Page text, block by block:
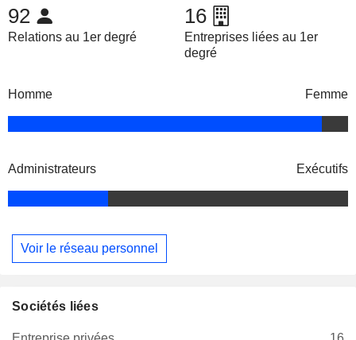
92
Relations au 1er degré
16
Entreprises liées au 1er
degré
Homme Femme
Administrateurs Exécutifs
Voir le réseau personnel
Sociétés liées